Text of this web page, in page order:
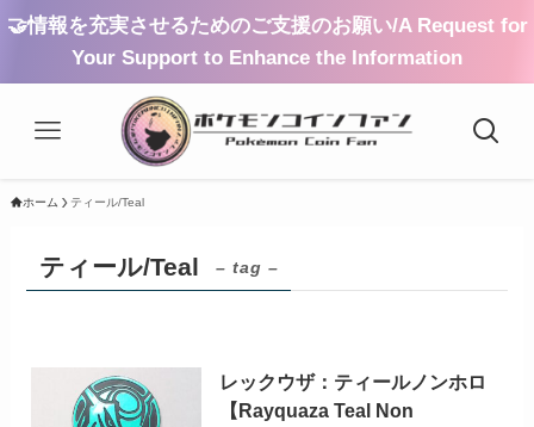
🤝情報を充実させるためのご支援のお願い/A Request for
Your Support to Enhance the Information
ホーム ティール/Teal
ティール/Teal – tag –
レックウザ：ティールノンホロ
【Rayquaza Teal Non